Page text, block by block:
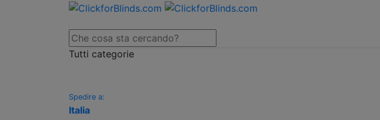
Tutti categorie
Spedire a:
Italia